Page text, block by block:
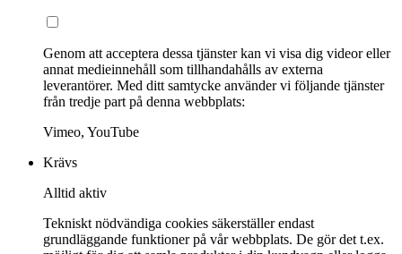
Genom att acceptera dessa tjänster kan vi visa dig videor eller
annat medieinnehåll som tillhandahålls av externa
leverantörer. Med ditt samtycke använder vi följande tjänster
från tredje part på denna webbplats:
Vimeo, YouTube
Krävs
Alltid aktiv
Tekniskt nödvändiga cookies säkerställer endast
grundläggande funktioner på vår webbplats. De gör det t.ex.